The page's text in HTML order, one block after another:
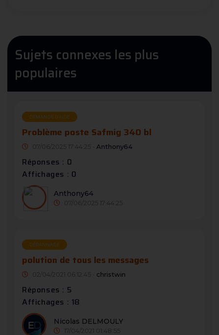
Sujets connexes les plus
populaires
DEMANDE D’AIDE
Problème poste Safmig 340 bl
07/06/2025 17:44:25 - Anthony64
Réponses : 0
Affichages : 0
Anthony64
07/06/2025 17:44:25
DÉPANNAGE
polution de tous les messages
02/04/2021 06:12:45 - christwin
Réponses : 5
Affichages : 18
Nicolas DELMOULY
17/04/2021 01:48:55